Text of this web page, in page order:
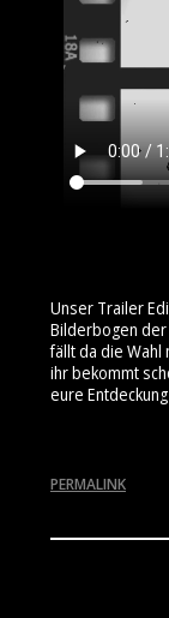
Unser Trailer
Bilderbogen der
fällt da die Wahl
ihr bekommt
eure
PERMALINK